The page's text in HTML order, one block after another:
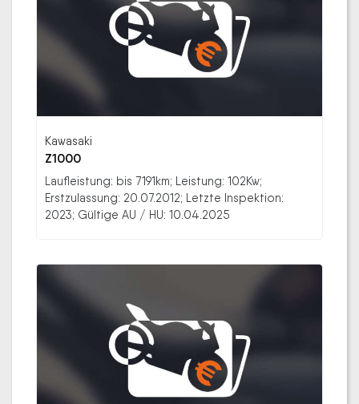
Kawasaki
Z1000
Laufleistung: bis 7191km; Leistung: 102Kw;
Erstzulassung: 20.07.2012; Letzte Inspektion:
2023; Gültige AU / HU: 10.04.2025